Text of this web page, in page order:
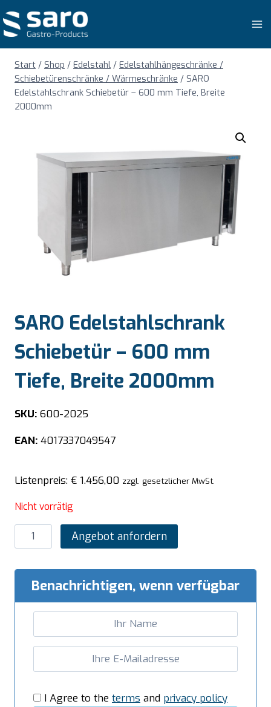
Inhalt
springen
Start / Shop / Edelstahl / Edelstahlhängeschränke /
Schiebetürenschränke / Wärmeschränke / SARO
Edelstahlschrank Schiebetür – 600 mm Tiefe, Breite
2000mm
SARO Edelstahlschrank
Schiebetür – 600 mm
Tiefe, Breite 2000mm
SKU: 600-2025
EAN: 4017337049547
Listenpreis: € 1.456,00 zzgl. gesetzlicher MwSt.
Nicht vorrätig
SARO
Edelstahlschrank
Breite
Angebot anfordern
Benachrichtigen, wenn verfügbar
I Agree to the terms and privacy policy